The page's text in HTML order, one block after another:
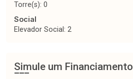
Torre(s): 0
Social
Elevador Social: 2
Simule um Financiamento